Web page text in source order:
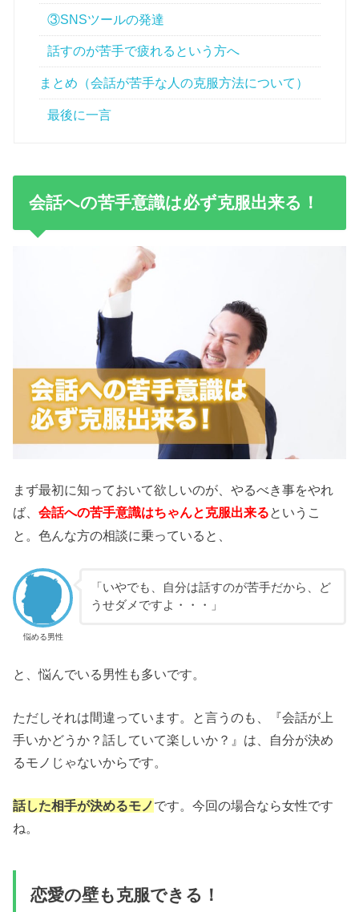
③SNSツールの発達
話すのが苦手で疲れるという方へ
まとめ（会話が苦手な人の克服方法について）
最後に一言
会話への苦手意識は必ず克服出来る！
まず最初に知っておいて欲しいのが、やるべき事をやれ
ば、会話への苦手意識はちゃんと克服出来るというこ
と。色んな方の相談に乗っていると、
悩める男性
「いやでも、自分は話すのが苦手だから、ど
うせダメですよ・・・」
と、悩んでいる男性も多いです。
ただしそれは間違っています。と言うのも、『会話が上
手いかどうか？話していて楽しいか？』は、自分が決め
るモノじゃないからです。
話した相手が決めるモノです。今回の場合なら女性です
ね。
恋愛の壁も克服できる！